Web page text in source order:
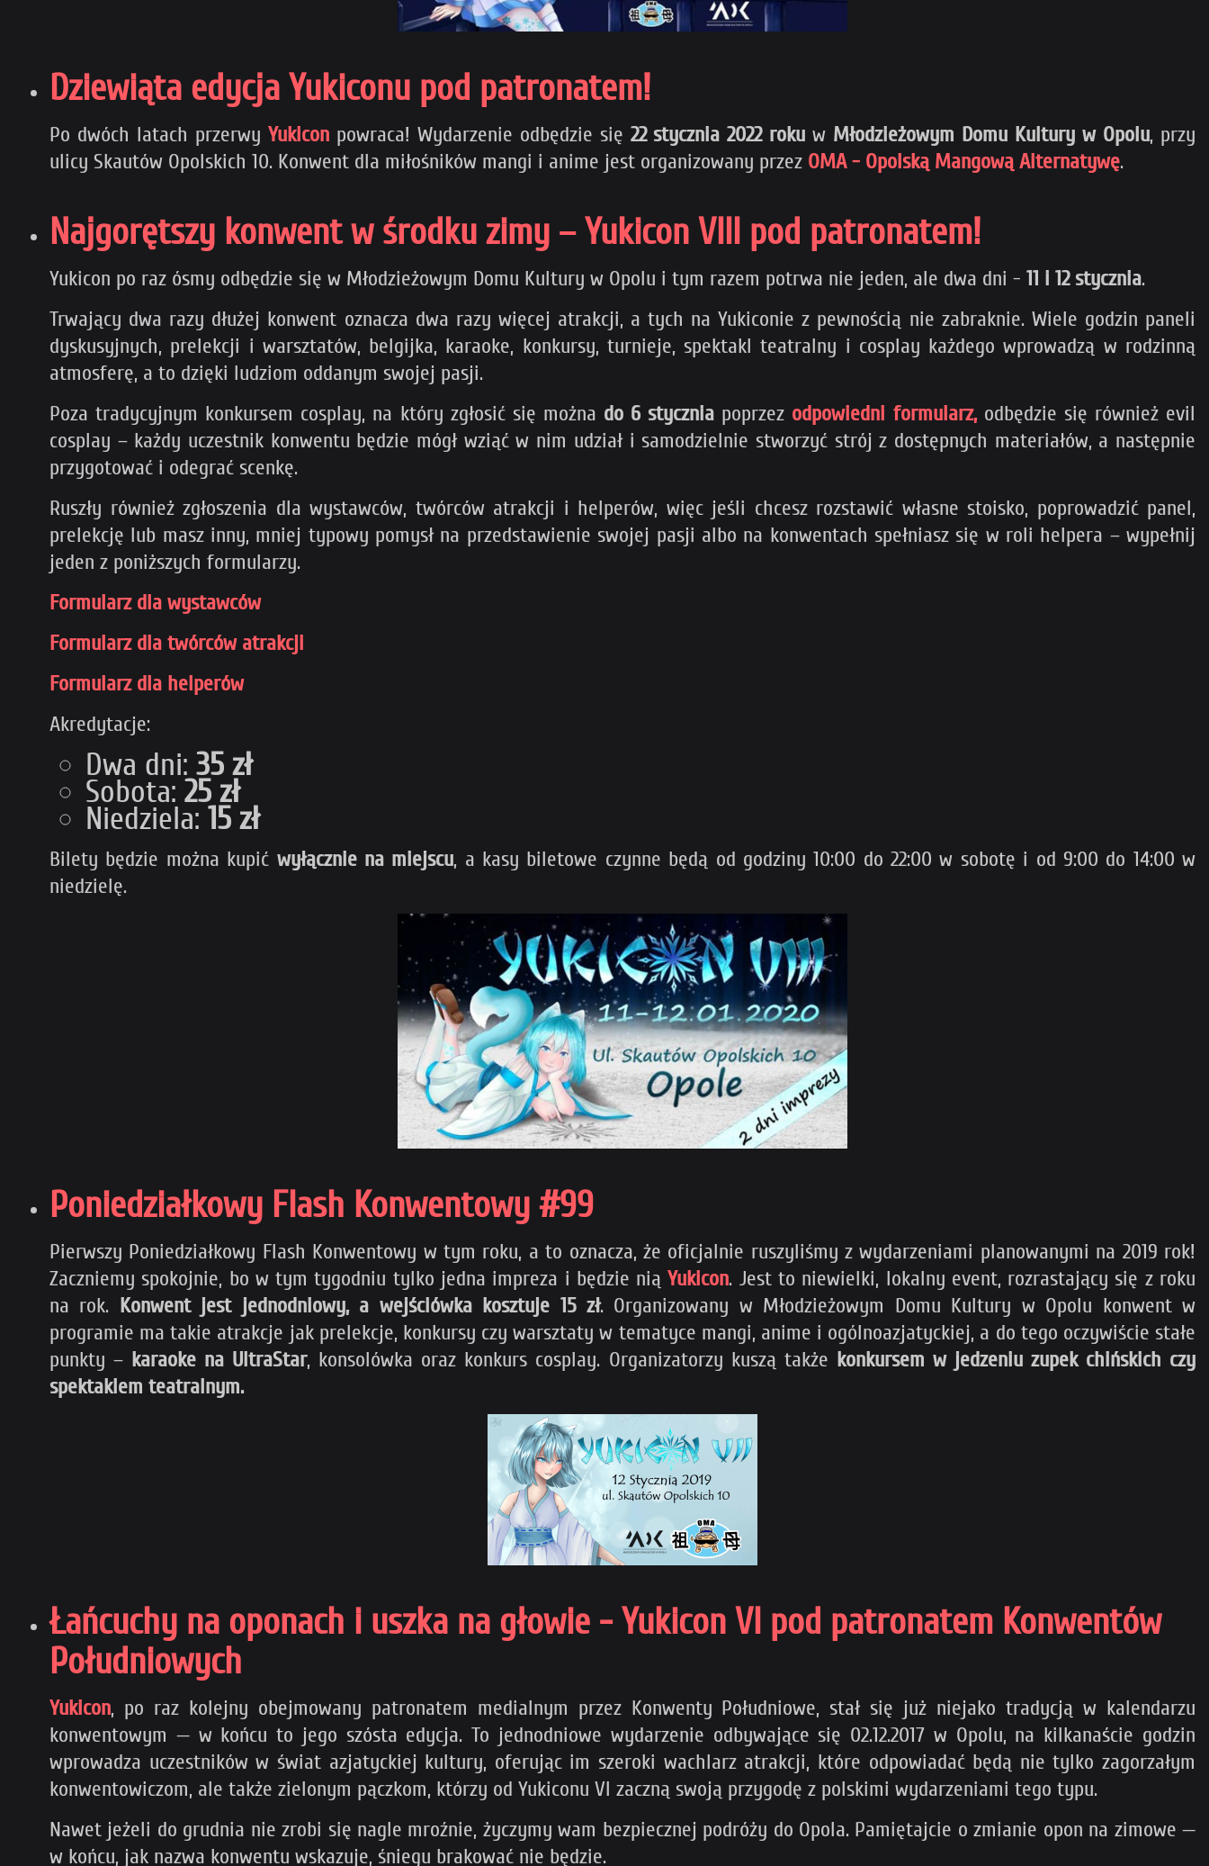
Dziewiąta edycja Yukiconu pod patronatem!
Po dwóch latach przerwy Yukiconpowraca! Wydarzenie odbędzie się 22 stycznia 2022 roku w Młodzieżowym Domu Kultury w Opolu, przy
ulicy Skautów Opolskich 10. Konwent dla miłośników mangi i anime jest organizowany przez OMA - Opolską Mangową Alternatywę.
Najgorętszy konwent w środku zimy – Yukicon VIII pod patronatem!
Yukicon po raz ósmy odbędzie się w Młodzieżowym Domu Kultury w Opolu i tym razem potrwa nie jeden, ale dwa dni - 11 i 12 stycznia.
Trwający dwa razy dłużej konwent oznacza dwa razy więcej atrakcji, a tych na Yukiconie z pewnością nie zabraknie. Wiele godzin paneli
dyskusyjnych, prelekcji i warsztatów, belgijka, karaoke, konkursy, turnieje, spektakl teatralny i cosplay każdego wprowadzą w rodzinną
atmosferę, a to dzięki ludziom oddanym swojej pasji.
Poza tradycyjnym konkursem cosplay, na który zgłosić się można do 6 stycznia poprzez odpowiedni formularz,odbędzie się również evil
cosplay – każdy uczestnik konwentu będzie mógł wziąć w nim udział i samodzielnie stworzyć strój z dostępnych materiałów, a następnie
przygotować i odegrać scenkę.
Ruszły również zgłoszenia dla wystawców, twórców atrakcji i helperów, więc jeśli chcesz rozstawić własne stoisko, poprowadzić panel,
prelekcję lub masz inny, mniej typowy pomysł na przedstawienie swojej pasji albo na konwentach spełniasz się w roli helpera – wypełnij
jeden z poniższych formularzy.
Formularz dla wystawców
Formularz dla twórców atrakcji
Formularz dla helperów
Akredytacje:
Dwa dni: 35 zł
Sobota: 25 zł
Niedziela: 15 zł
Bilety będzie można kupić wyłącznie na miejscu, a kasy biletowe czynne będą od godziny 10:00 do 22:00 w sobotę i od 9:00 do 14:00 w
niedzielę.
Poniedziałkowy Flash Konwentowy #99
Pierwszy Poniedziałkowy Flash Konwentowy w tym roku, a to oznacza, że oficjalnie ruszyliśmy z wydarzeniami planowanymi na 2019 rok!
Zaczniemy spokojnie, bo w tym tygodniu tylko jedna impreza i będzie niąYukicon. Jest to niewielki, lokalny event, rozrastający się z roku
na rok.
Konwent jest jednodniowy, a wejściówka kosztuje 15 zł. Organizowany w Młodzieżowym Domu Kultury w Opolu konwent w
programie ma takie atrakcje jak prelekcje, konkursy czy warsztaty w tematyce mangi, anime i ogólnoazjatyckiej, a do tego oczywiście stałe
punkty – karaoke na UltraStar, konsolówka oraz konkurs cosplay. Organizatorzy kuszą także konkursem w jedzeniu zupek chińskich czy
spektaklem teatralnym.
Łańcuchy na oponach i uszka na głowie - Yukicon VI pod patronatem Konwentów
Południowych
Yukicon, po raz kolejny obejmowany patronatem medialnym przez Konwenty Południowe, stał się już niejako tradycją w kalendarzu
konwentowym — w końcu to jego szósta edycja. To jednodniowe wydarzenie odbywające się 02.12.2017 w Opolu, na kilkanaście godzin
wprowadza uczestników w świat azjatyckiej kultury, oferując im szeroki wachlarz atrakcji, które odpowiadać będą nie tylko zagorzałym
konwentowiczom, ale także zielonym pączkom, którzy od Yukiconu VI zaczną swoją przygodę z polskimi wydarzeniami tego typu.
Nawet jeżeli do grudnia nie zrobi się nagle mroźnie, życzymy wam bezpiecznej podróży do Opola. Pamiętajcie o zmianie opon na zimowe —
w końcu, jak nazwa konwentu wskazuje, śniegu brakować nie będzie.